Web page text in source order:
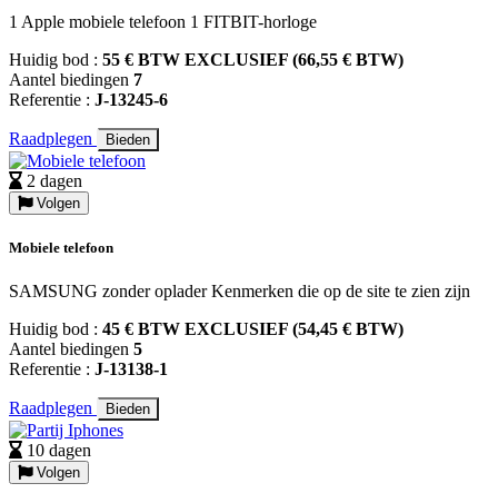
1 Apple mobiele telefoon 1 FITBIT-horloge
Huidig bod : 55 € BTW EXCLUSIEF (66,55 € BTW)
Aantel biedingen 7
Referentie : J-13245-6
Raadplegen Bieden
2 dagen
Volgen
Mobiele telefoon
SAMSUNG zonder oplader Kenmerken die op de site te zien zijn
Huidig bod : 45 € BTW EXCLUSIEF (54,45 € BTW)
Aantel biedingen 5
Referentie : J-13138-1
Raadplegen Bieden
10 dagen
Volgen